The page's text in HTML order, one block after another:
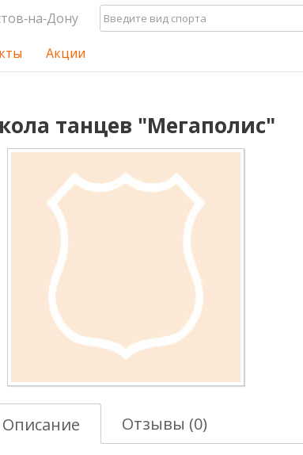
на-Дону
Акции
танцев "Мегаполис"
Описание Отзывы (0)